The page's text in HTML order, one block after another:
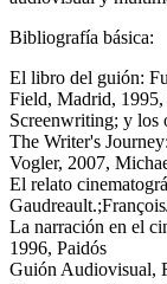
Bibliografía básica:
El libro del guión:
Field, Madrid, 1995,
Screenwriting; y los
The Writer's
Vogler, 2007,
El relato
La narración en el
1996, Paidós
Guión Audiovisual,